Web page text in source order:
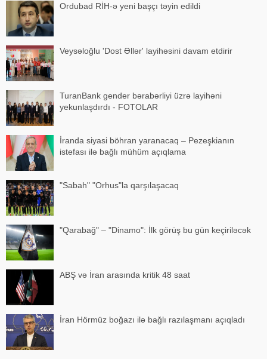
Ordubad RİH-ə yeni başçı təyin edildi
Veysəloğlu 'Dost Əllər' layihəsini davam etdirir
TuranBank gender bərabərliyi üzrə layihəni
yekunlaşdırdı - FOTOLAR
İranda siyasi böhran yaranacaq – Pezeşkianın
istefası ilə bağlı mühüm açıqlama
"Sabah" "Orhus"la qarşılaşacaq
"Qarabağ" – "Dinamo": İlk görüş bu gün keçiriləcək
ABŞ və İran arasında kritik 48 saat
İran Hörmüz boğazı ilə bağlı razılaşmanı açıqladı